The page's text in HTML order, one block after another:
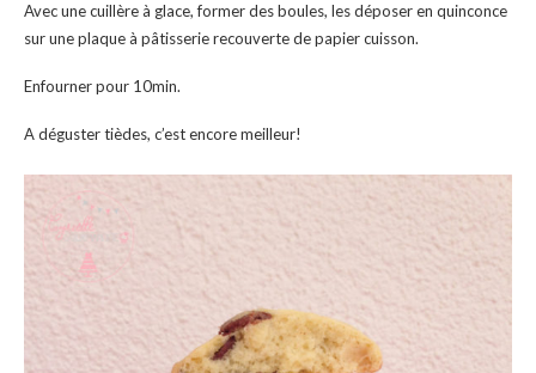
Avec une cuillère à glace, former des boules, les déposer en quinconce
sur une plaque à pâtisserie recouverte de papier cuisson.
Enfourner pour 10min.
A déguster tièdes, c’est encore meilleur!